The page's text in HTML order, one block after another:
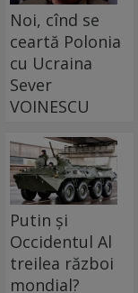
Noi, cînd se
ceartă Polonia
cu Ucraina
Sever
VOINESCU
Putin și
Occidentul Al
treilea război
mondial?